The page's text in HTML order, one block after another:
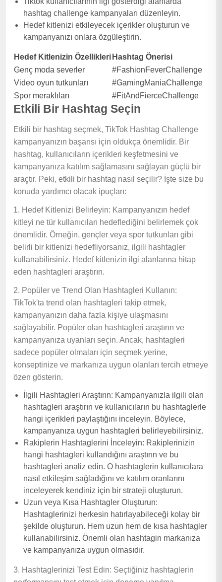
hashtag challenge kampanyaları düzenleyin.
Hedef kitlenizi etkileyecek içerikler oluşturun ve
kampanyanızı onlara özgüleştirin.
Hedef Kitlenizin Özellikleri Hashtag Önerisi
Genç moda severler
#FashionFeverChallenge
Video oyun tutkunları
#GamingManiaChallenge
Spor meraklıları
#FitAndFierceChallenge
Etkili Bir Hashtag Seçin
Etkili bir hashtag seçmek, TikTok Hashtag Challenge
kampanyanızın başarısı için oldukça önemlidir. Bir
hashtag, kullanıcıların içerikleri keşfetmesini ve
kampanyanıza katılım sağlamasını sağlayan güçlü bir
araçtır. Peki, etkili bir hashtag nasıl seçilir? İşte size bu
konuda yardımcı olacak ipuçları:
1. Hedef Kitlenizi Belirleyin: Kampanyanızın hedef
kitleyi ne tür kullanıcıları hedeflediğini belirlemek çok
önemlidir. Örneğin, gençler veya spor tutkunları gibi
belirli bir kitlenizi hedefliyorsanız, ilgili hashtagler
kullanabilirsiniz. Hedef kitlenizin ilgi alanlarına hitap
eden hashtagleri araştırın.
2. Popüler ve Trend Olan Hashtagleri Kullanın:
TikTok'ta trend olan hashtagleri takip etmek,
kampanyanızın daha fazla kişiye ulaşmasını
sağlayabilir. Popüler olan hashtagleri araştırın ve
kampanyanıza uyanları seçin. Ancak, hashtagleri
sadece popüler olmaları için seçmek yerine,
konseptinize ve markanıza uygun olanları tercih etmeye
özen gösterin.
İlgili Hashtagleri Araştırın: Kampanyanızla ilgili olan
hashtagleri araştırın ve kullanıcıların bu hashtaglerle
hangi içerikleri paylaştığını inceleyin. Böylece,
kampanyanıza uygun hashtagleri belirleyebilirsiniz.
Rakiplerin Hashtaglerini İnceleyin: Rakiplerinizin
hangi hashtagleri kullandığını araştırın ve bu
hashtagleri analiz edin. O hashtaglerin kullanıcılara
nasıl etkileşim sağladığını ve katılım oranlarını
inceleyerek kendiniz için bir strateji oluşturun.
Uzun veya Kısa Hashtagler Oluşturun:
Hashtaglerinizi herkesin hatırlayabileceği kolay bir
şekilde oluşturun. Hem uzun hem de kısa hashtagler
kullanabilirsiniz. Önemli olan hashtagin markanıza
ve kampanyanıza uygun olmasıdır.
3. Hashtaglerinizi Test Edin: Seçtiğiniz hashtaglerin